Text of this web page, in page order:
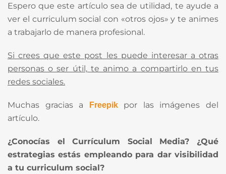
Espero que este artículo sea de utilidad, te ayude a
ver el curriculum social con «otros ojos» y te animes
a trabajarlo de manera profesional.
Si crees que este post les puede interesar a otras
personas o ser útil, te animo a compartirlo en tus
redes sociales.
Muchas gracias a Freepikpor las imágenes del
artículo.
¿Conocías el Currículum Social Media? ¿Qué
estrategias estás empleando para dar visibilidad
a tu curriculum social?